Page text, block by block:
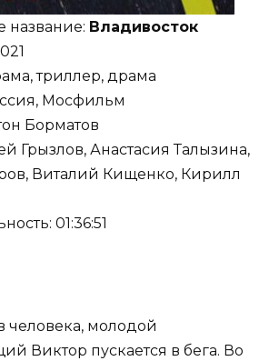
название: Владивосток
триллер, драма
Мосфильм
Борматов
Грызлов, Анастасия Талызина,
Виталий Кищенко, Кирилл
01:36:51
человека, молодой
Виктор пускается в бега. Во